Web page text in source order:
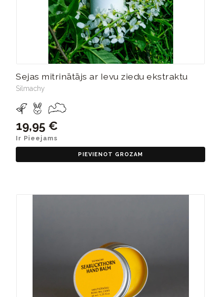
Sejas mitrinātājs ar Ievu ziedu ekstraktu
Silmachy
19,95 €
Ir Pieejams
PIEVIENOT GROZAM